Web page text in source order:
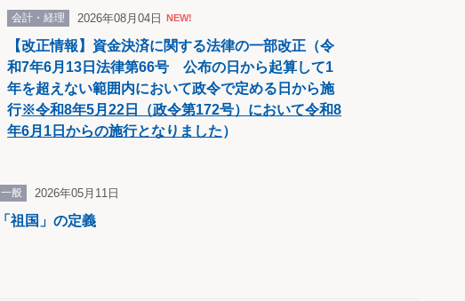
会計・経理 2026年08月04日 NEW!
【改正情報】資金決済に関する法律の一部改正（令
和7年6月13日法律第66号 公布の日から起算して1
年を超えない範囲内において政令で定める日から施
行※令和8年5月22日（政令第172号）において令和8
年6月1日からの施行となりました）
一般 2026年05月11日
「祖国」の定義